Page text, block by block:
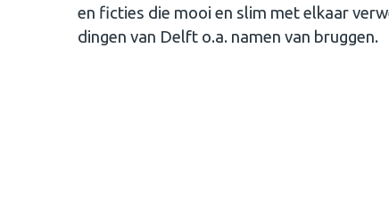
en ficties die mooi en slim met elkaar
dingen van Delft o.a. namen van bruggen.